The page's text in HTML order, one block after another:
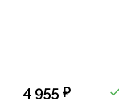
4 955 ₽